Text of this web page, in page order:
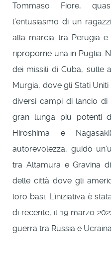
Tommaso Fiore,
l’entusiasmo di un
alla marcia tra Perugia
riproporne una in Puglia.
dei missili di Cuba, sulle
Murgia, dove gli Stati
diversi campi di lancio di
gran lunga più potenti
Hiroshima e
autorevolezza, guidò
tra Altamura e Gravina
delle città dove gli
loro basi. L’iniziativa è
di recente, il 19 marzo
guerra tra Russia e